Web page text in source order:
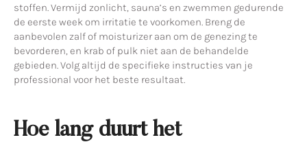
stoffen. Vermijd zonlicht, sauna’s en zwemmen gedurende
de eerste week om irritatie te voorkomen. Breng de
aanbevolen zalf of moisturizer aan om de genezing te
bevorderen, en krab of pulk niet aan de behandelde
gebieden. Volg altijd de specifieke instructies van je
professional voor het beste resultaat.
Hoe lang duurt het